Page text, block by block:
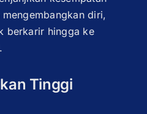
diri,
berkarir hingga ke
Tinggi